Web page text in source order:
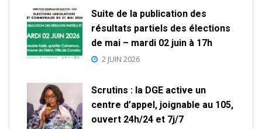
Suite de la publication des
résultats partiels des élections
de mai – mardi 02 juin à 17h
2 JUIN 2026
Scrutins : la DGE active un
centre d’appel, joignable au 105,
ouvert 24h/24 et 7j/7